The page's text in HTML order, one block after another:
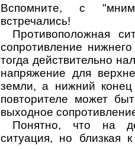
Вспомните, с
встречались!
Противоположная
сопротивление
тогда действительно
напряжение для
земли, а нижний конец
повторителе может
выходное
Понятно, что на
ситуация, но близкая